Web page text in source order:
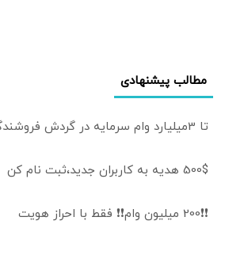
مطالب پیشنهادی
تا 3میلیارد وام سرمایه در گردش فروشندگان
500$ هدیه به کاربران جدید،ثبت نام کن
❗❗200 میلیون وام❗❗ فقط با احراز هویت